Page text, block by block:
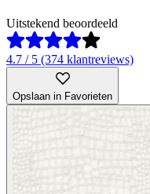
Uitstekend beoordeeld
4.7 / 5 (374 klantreviews)
Opslaan in Favorieten